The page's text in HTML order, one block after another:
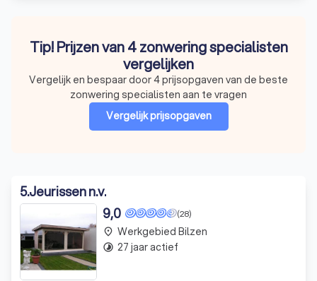
Tip! Prijzen van 4 zonwering specialisten
vergelijken
Vergelijk en bespaar door 4 prijsopgaven van de beste
zonwering specialisten aan te vragen
Vergelijk prijsopgaven
5.Jeurissen n.v.
(28)
9,0
place Werkgebied Bilzen
timelapse 27 jaar actief